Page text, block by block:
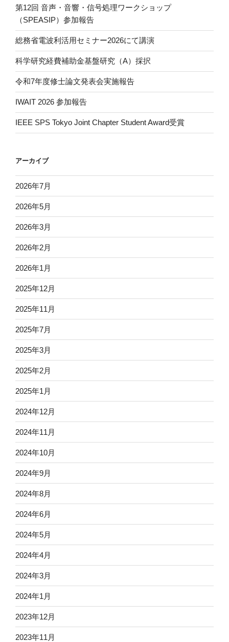
第12回 音声・音響・信号処理ワークショップ
（SPEASIP）参加報告
総務省電波利活用セミナー2026にて講演
科学研究経費補助金基盤研究（A）採択
令和7年度修士論文発表会実施報告
IWAIT 2026 参加報告
IEEE SPS Tokyo Joint Chapter Student Award受賞
アーカイブ
2026年7月
2026年5月
2026年3月
2026年2月
2026年1月
2025年12月
2025年11月
2025年7月
2025年3月
2025年2月
2025年1月
2024年12月
2024年11月
2024年10月
2024年9月
2024年8月
2024年6月
2024年5月
2024年4月
2024年3月
2024年1月
2023年12月
2023年11月